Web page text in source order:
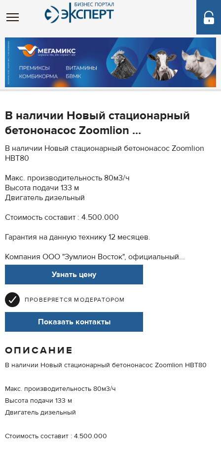
В наличии Новый стационарный
бетононасос Zoomlion ...
В наличии Новый стационарный бетононасос Zoomlion
HBT80
Макс. производительность 80м3/ч
Высота подачи 133 м
Двигатель дизельный
Стоимость составит : 4.500.000
Гарантия на данную технику 12 месяцев.
Компания ООО "Зумлион Восток", официальный...
Узнать цену
ПРОВЕРЯЕТСЯ МОДЕРАТОРОМ
Показать контакты
ОПИСАНИЕ
В наличии Новый стационарный бетононасос Zoomlion HBT80
Макс. производительность 80м3/ч
Высота подачи 133 м
Двигатель дизельный
Стоимость составит : 4.500.000